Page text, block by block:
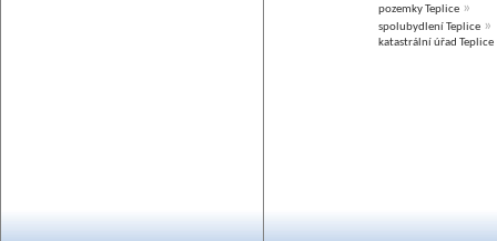
pozemky Teplice »
spolubydlení Teplice »
katastrální úřad Teplice